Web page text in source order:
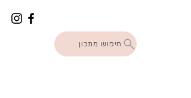
חיפוש מתכון